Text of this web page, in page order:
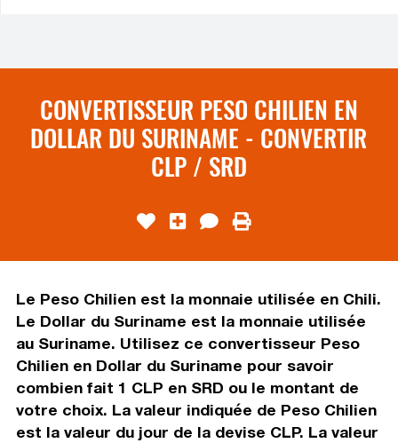
CONVERTISSEUR PESO CHILIEN EN
DOLLAR DU SURINAME - CONVERTIR
CLP / SRD
Le Peso Chilien est la monnaie utilisée en Chili.
Le Dollar du Suriname est la monnaie utilisée
au Suriname. Utilisez ce convertisseur Peso
Chilien en Dollar du Suriname pour savoir
combien fait 1 CLP en SRD ou le montant de
votre choix. La valeur indiquée de Peso Chilien
est la valeur du jour de la devise CLP. La valeur